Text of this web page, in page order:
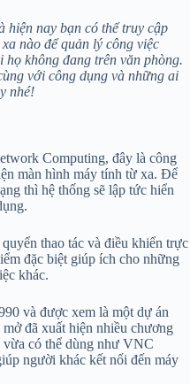
hiện nay bạn có thể truy cập
nào để quản lý công việc
họ không đang trên văn phòng.
với công dụng và những ai
nhé!
Computing, đây là công
màn hình máy tính từ xa. Để
thì hệ thống sẽ lập tức hiển
thao tác và điều khiển trực
đặc biệt giúp ích cho những
khác.
và được xem là một dự án
đã xuất hiện nhiều chương
có thể dùng như VNC
người khác kết nối đến máy